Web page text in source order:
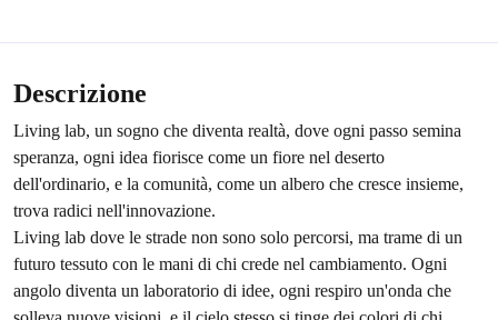
Descrizione
Living lab, un sogno che diventa realtà, dove ogni passo semina
speranza, ogni idea fiorisce come un fiore nel deserto
dell'ordinario, e la comunità, come un albero che cresce insieme,
trova radici nell'innovazione.
Living lab dove le strade non sono solo percorsi, ma trame di un
futuro tessuto con le mani di chi crede nel cambiamento. Ogni
angolo diventa un laboratorio di idee, ogni respiro un'onda che